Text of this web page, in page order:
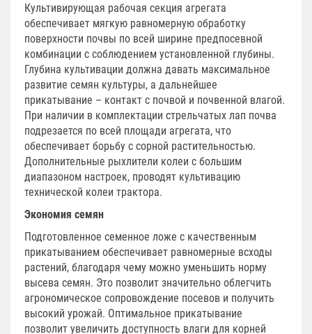
Культивирующая рабочая секция агрегата
обеспечивает мягкую равномерную обработку
поверхности почвы по всей ширине предпосевной
комбинации с соблюдением установленной глубины.
Глубина культивации должна давать максимальное
развитие семян культуры, а дальнейшее
прикатывание – контакт с почвой и почвенной влагой.
При наличии в комплектации стрельчатых лап почва
подрезается по всей площади агрегата, что
обеспечивает борьбу с сорной растительностью.
Дополнительные рыхлители колеи с большим
диапазоном настроек, проводят культивацию
технической колеи трактора.
Экономия семян
Подготовленное семенное ложе с качественным
прикатыванием обеспечивает равномерные всходы
растений, благодаря чему можно уменьшить норму
высева семян. Это позволит значительно облегчить
агрономическое сопровождение посевов и получить
высокий урожай. Оптимальное прикатывание
позволит увеличить доступность влаги для корней